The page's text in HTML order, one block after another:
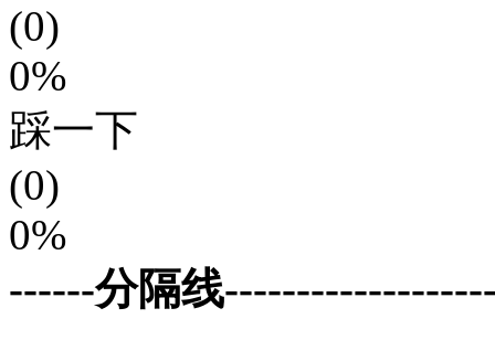
(0)
0%
踩一下
(0)
0%
------分隔线